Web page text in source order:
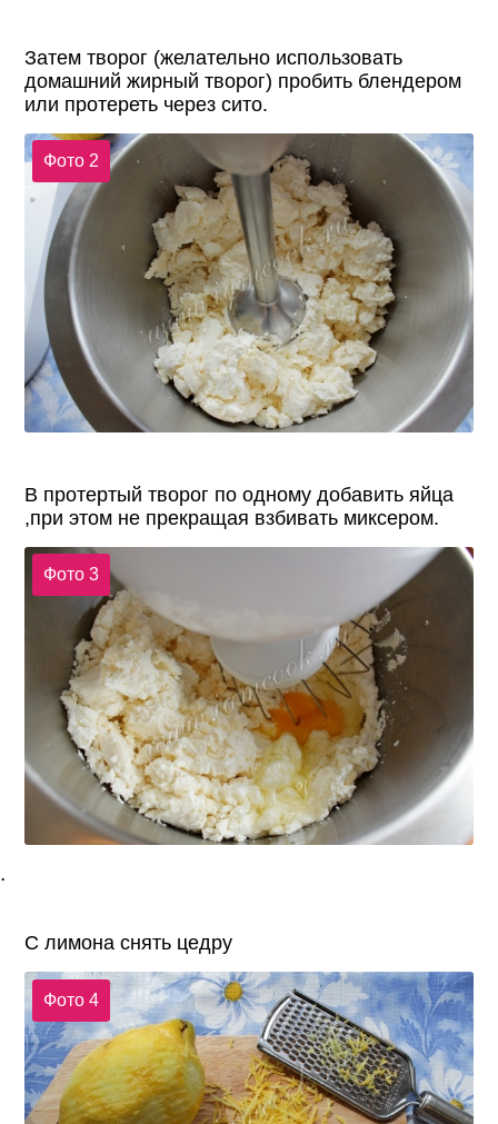
Затем творог (желательно использовать
домашний жирный творог) пробить блендером
или протереть через сито.
Фото 2
В протертый творог по одному добавить яйца
,при этом не прекращая взбивать миксером.
Фото 3
.
С лимона снять цедру
Фото 4